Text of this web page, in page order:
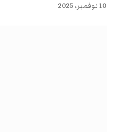
10 نوفمبر، 2025